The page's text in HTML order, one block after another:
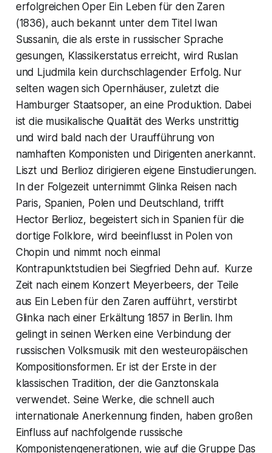
erfolgreichen Oper Ein Leben für den Zaren
(1836), auch bekannt unter dem Titel
Iwan
Sussanin, die als erste in russischer Sprache
gesungen, Klassikerstatus erreicht, wird Ruslan
und Ljudmilakein durchschlagender Erfolg. Nur
selten wagen sich Opernhäuser, zuletzt die
Hamburger Staatsoper, an eine Produktion. Dabei
ist die musikalische Qualität des Werks unstrittig
und wird bald nach der Uraufführung von
namhaften Komponisten und Dirigenten anerkannt.
Liszt und Berlioz dirigieren eigene Einstudierungen.
In der Folgezeit unternimmt Glinka Reisen nach
Paris, Spanien, Polen und Deutschland, trifft
Hector Berlioz, begeistert sich in Spanien für die
dortige Folklore, wird beeinflusst in Polen von
Chopin und nimmt noch einmal
Kontrapunktstudien bei Siegfried Dehn auf. Kurze
Zeit nach einem Konzert Meyerbeers, der Teile
aus Ein Leben für den Zaren aufführt, verstirbt
Glinka nach einer Erkältung 1857 in Berlin. Ihm
gelingt in seinen Werken eine Verbindung der
russischen Volksmusik mit den westeuropäischen
Kompositionsformen. Er ist der Erste in der
klassischen Tradition, der die Ganztonskala
verwendet. Seine Werke, die schnell auch
internationale Anerkennung finden, haben großen
Einfluss auf nachfolgende russische
Komponistengenerationen, wie auf die Gruppe Das